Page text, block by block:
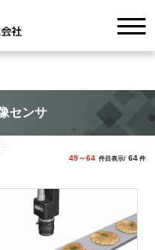
センサ
49～64 件目表示/ 64 件